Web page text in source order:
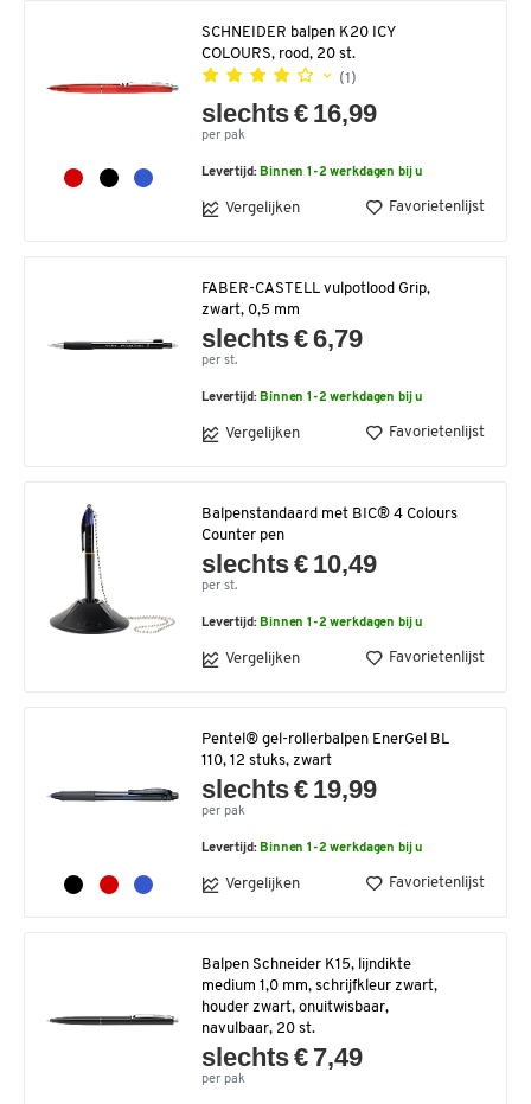
SCHNEIDER balpen K20 ICY
COLOURS, rood, 20 st.
(1)
slechts € 16,99
per pak
Levertijd: Binnen 1-2 werkdagen bij u
Vergelijken Favorietenlijst
FABER-CASTELL vulpotlood Grip,
zwart, 0,5 mm
slechts € 6,79
per st.
Levertijd: Binnen 1-2 werkdagen bij u
Vergelijken Favorietenlijst
Balpenstandaard met BIC® 4 Colours
Counter pen
slechts € 10,49
per st.
Levertijd: Binnen 1-2 werkdagen bij u
Vergelijken Favorietenlijst
Pentel® gel-rollerbalpen EnerGel BL
110, 12 stuks, zwart
slechts € 19,99
per pak
Levertijd: Binnen 1-2 werkdagen bij u
Vergelijken Favorietenlijst
Balpen Schneider K15, lijndikte
medium 1,0 mm, schrijfkleur zwart,
houder zwart, onuitwisbaar,
navulbaar, 20 st.
slechts € 7,49
per pak